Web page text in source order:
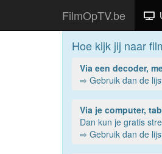
FilmOpTV.be
Hoe kijk jij naar
Via een decoder,
⇨ Gebruik dan de
Dan kun je gratis
⇨ Gebruik dan de